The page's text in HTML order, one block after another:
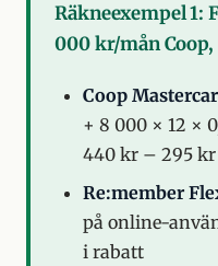
Räkneexempel 1:
000 kr/mån
Coop
+ 8 000 × 12 ×
440 kr – 295
Re:member
på online-
i rabatt